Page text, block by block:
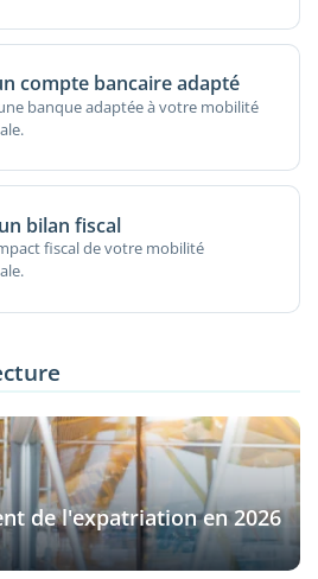
compte bancaire adapté
banque adaptée à votre mobilité
bilan fiscal
fiscal de votre mobilité
de l'expatriation en 2026